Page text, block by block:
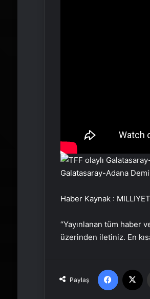
Galatasaray-Adana
Haber Kaynak :
“Yayınlanan tüm haber
üzerinden iletiniz. En
Paylaş
Facebook